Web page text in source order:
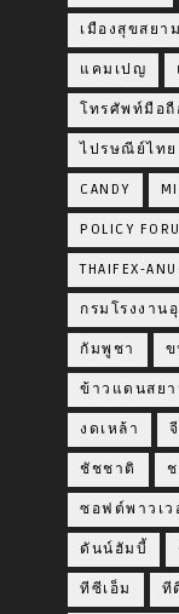
เมืองสุขสยาม
แคมเปญ
โทรศัพท์มือถื
ไปรษณีย์ไทย
CANDY
POLICY
THAIFEX-
กรมโรงงาน
กัมพูชา ข
ข้าวแดนสยา
งดเหล้า
ชัชชาติ
ซอฟต์พาวเว
ดันน์ฮัมบี้
ทีซีเอ็ม ที